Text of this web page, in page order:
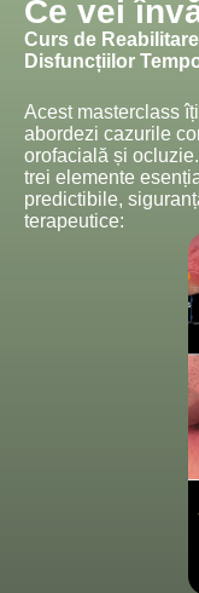
Ce vei
Curs de
Disfuncțiilor
Acest masterclass
abordezi cazurile
orofacială și
trei elemente
predictibile,
terapeutice: